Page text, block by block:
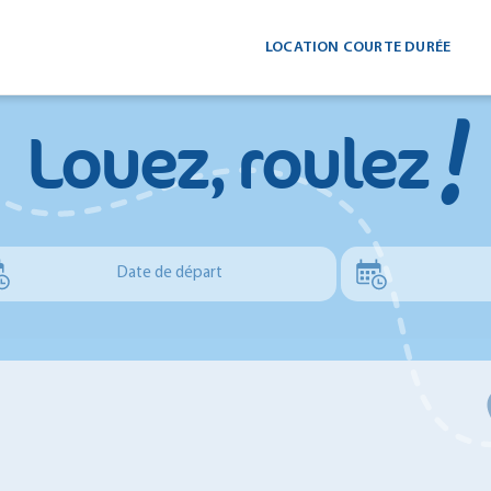
LOCATION COURTE DURÉE
Louez, roulez!
Date de départ